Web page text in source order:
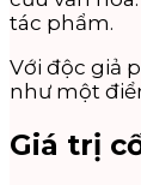
tác phẩm.
Với độc giả
như một
Giá trị